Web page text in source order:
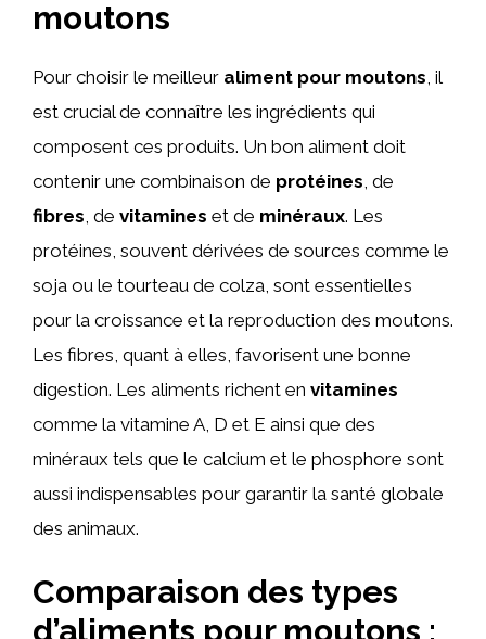
moutons
Pour choisir le meilleur aliment pour moutons , il
est crucial de connaître les ingrédients qui
composent ces produits. Un bon aliment doit
contenir une combinaison de protéines , de
fibres , de vitamines et de minéraux. Les
protéines, souvent dérivées de sources comme le
soja ou le tourteau de colza, sont essentielles
pour la croissance et la reproduction des moutons.
Les fibres, quant à elles, favorisent une bonne
digestion. Les aliments richent en vitamines
comme la vitamine A, D et E ainsi que des
minéraux tels que le calcium et le phosphore sont
aussi indispensables pour garantir la santé globale
des animaux.
Comparaison des types
d’aliments pour moutons :